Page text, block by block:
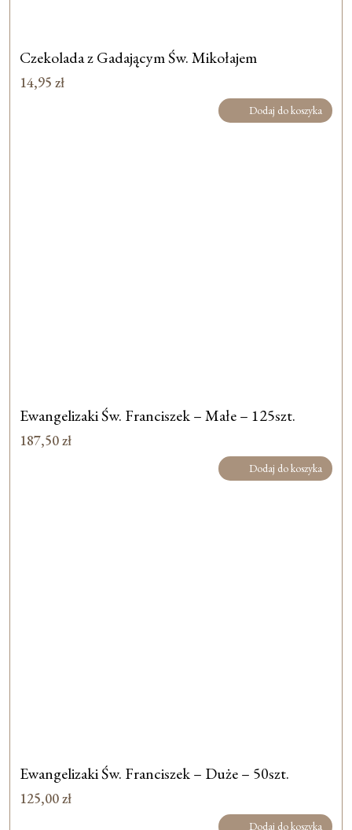
Czekolada z Gadającym Św. Mikołajem
14,95 zł
Dodaj do koszyka
Ewangelizaki Św. Franciszek – Małe – 125szt.
187,50zł
Dodaj do koszyka
Ewangelizaki Św. Franciszek – Duże – 50szt.
125,00zł
Dodaj do koszyka